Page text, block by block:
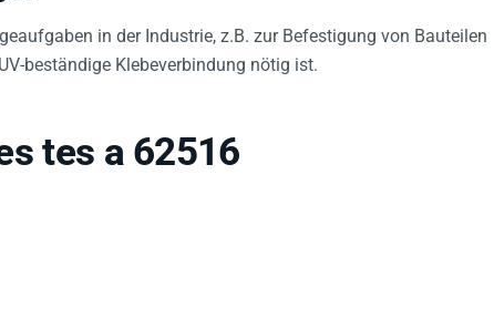
in der Industrie, z.B. zur Befestigung von Bauteilen
beständige Klebeverbindung nötig ist.
tes a 62516